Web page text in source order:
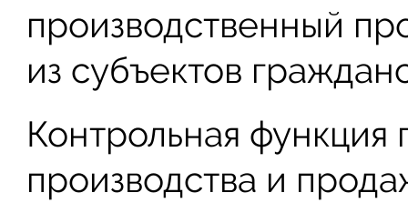
производственный
из субъектов
Контрольная функция
производства и